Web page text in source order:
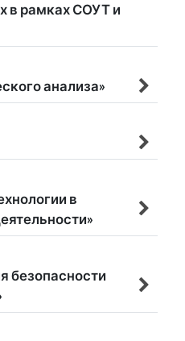
в рамках СОУТ и
анализа»
в
безопасности